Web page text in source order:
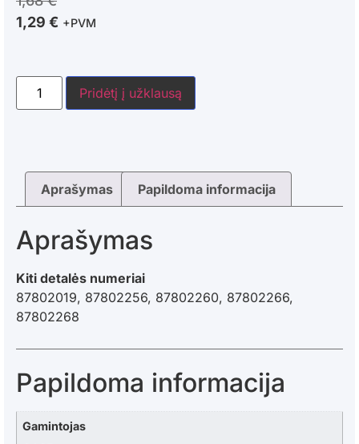
1,29 € +PVM
Pridėtį į užklausą
Aprašymas Papildoma informacija
Aprašymas
Kiti detalės numeriai
87802019, 87802256, 87802260, 87802266,
87802268
Papildoma informacija
Gamintojas